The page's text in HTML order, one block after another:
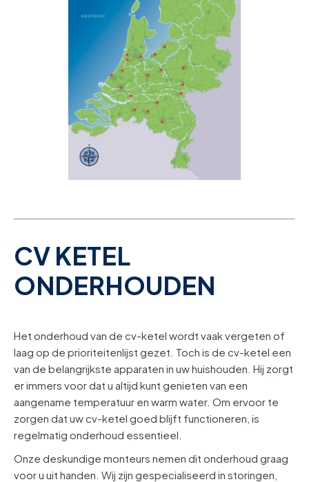
CV KETEL
ONDERHOUDEN
Het onderhoud van de cv-ketel wordt vaak vergeten of
laag op de prioriteitenlijst gezet. Toch is de cv-ketel een
van de belangrijkste apparaten in uw huishouden. Hij zorgt
er immers voor dat u altijd kunt genieten van een
aangename temperatuur en warm water. Om ervoor te
zorgen dat uw cv-ketel goed blijft functioneren, is
regelmatig onderhoud essentieel.
Onze deskundige monteurs nemen dit onderhoud graag
voor u uit handen. Wij zijn gespecialiseerd in storingen,